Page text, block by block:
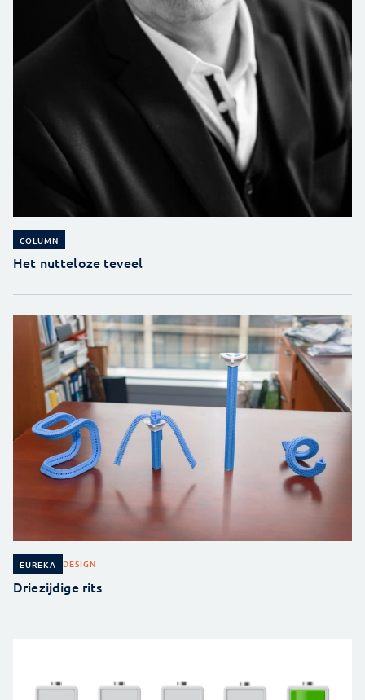
COLUMN
Het nutteloze teveel
EUREKA DESIGN
Driezijdige rits